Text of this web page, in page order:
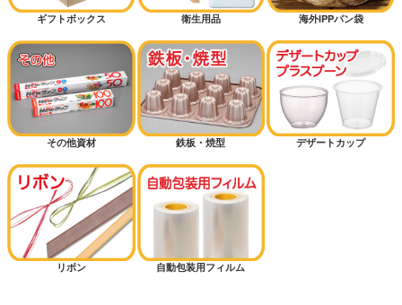
ギフトボックス 衛生用品 海外IPPパン袋
その他資材 鉄板・焼型 デザートカップ
リボン 自動包装用フィルム